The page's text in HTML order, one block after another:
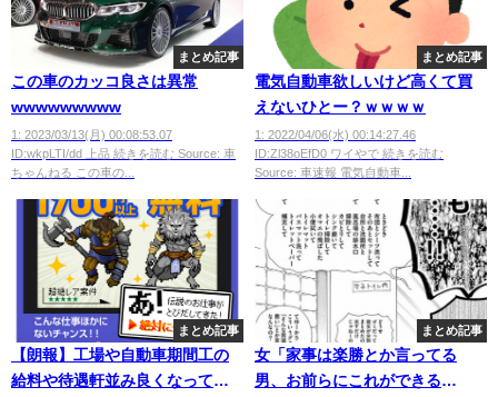
まとめ記事
この車のカッコ良さは異常
wwwwwwwww
1: 2023/03/13(月) 00:08:53.07
ID:wkpLTI/dd 上品 続きを読む Source: 車
ちゃんねる この車の...
まとめ記事
電気自動車欲しいけど高くて買
えないひとー？ｗｗｗｗ
1: 2022/04/06(水) 00:14:27.46
ID:Zl38oEfD0 ワイやで 続きを読む
Source: 車速報 電気自動車...
まとめ記事
【朗報】工場や自動車期間工の
給料や待遇軒並み良くなってし
まとめ記事
女「家事は楽勝とか言ってる
男、お前らにこれができる